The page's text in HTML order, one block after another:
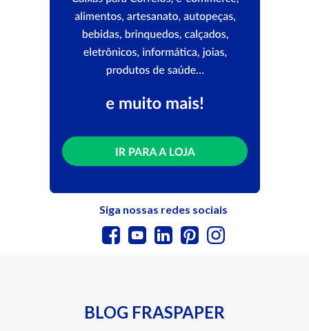
Siga nossas redes sociais
BLOG FRASPAPER